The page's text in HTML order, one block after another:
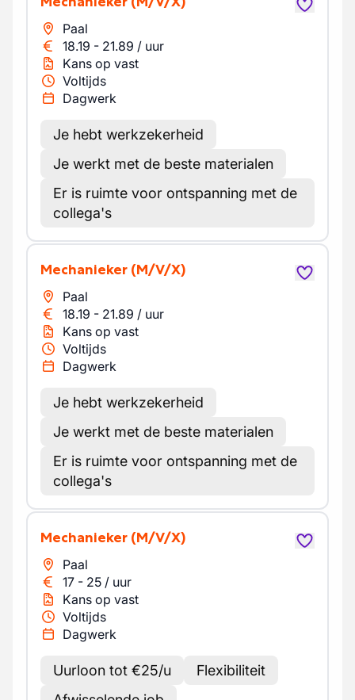
Paal
18.19 - 21.89 / uur
Kans op vast
Voltijds
Dagwerk
Je hebt werkzekerheid
Je werkt met de beste materialen
Er is ruimte voor ontspanning met de
collega's
Mechanieker (M/V/X)
Paal
18.19 - 21.89 / uur
Kans op vast
Voltijds
Dagwerk
Je hebt werkzekerheid
Je werkt met de beste materialen
Er is ruimte voor ontspanning met de
collega's
Mechanieker (M/V/X)
Paal
17 - 25 / uur
Kans op vast
Voltijds
Dagwerk
Uurloon tot €25/u
Flexibiliteit